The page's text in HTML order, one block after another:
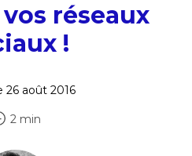
réseaux
!
26 août 2016
2 min